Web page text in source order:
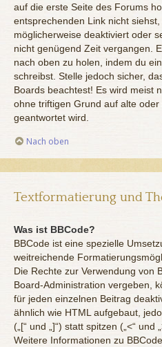
auf die erste Seite des Forums
entsprechenden Link nicht
möglicherweise deaktiviert oder
nicht genügend Zeit vergangen.
nach oben zu holen, indem du
schreibst. Stelle jedoch sicher,
Boards beachtest! Es wird meist
ohne triftigen Grund auf alte
geantwortet wird.
Nach oben
Textformatierung und
Was ist BBCode?
BBCode ist eine spezielle
weitreichende
Die Rechte zur Verwendung von
Board-Administration vergeben,
für jeden einzelnen Beitrag
ähnlich wie HTML aufgebaut,
(„[“ und „]“) statt spitzen („<“ und
Weitere Informationen zu